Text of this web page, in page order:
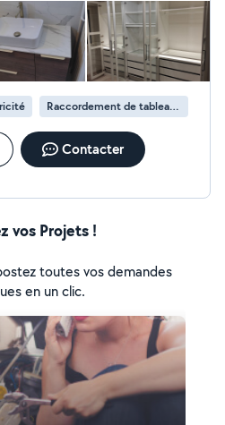
.... Aide déménagement ....
Marseille
Raccordement de tableau électrique
Contacter
vos Projets !
toutes vos demandes
en un clic.